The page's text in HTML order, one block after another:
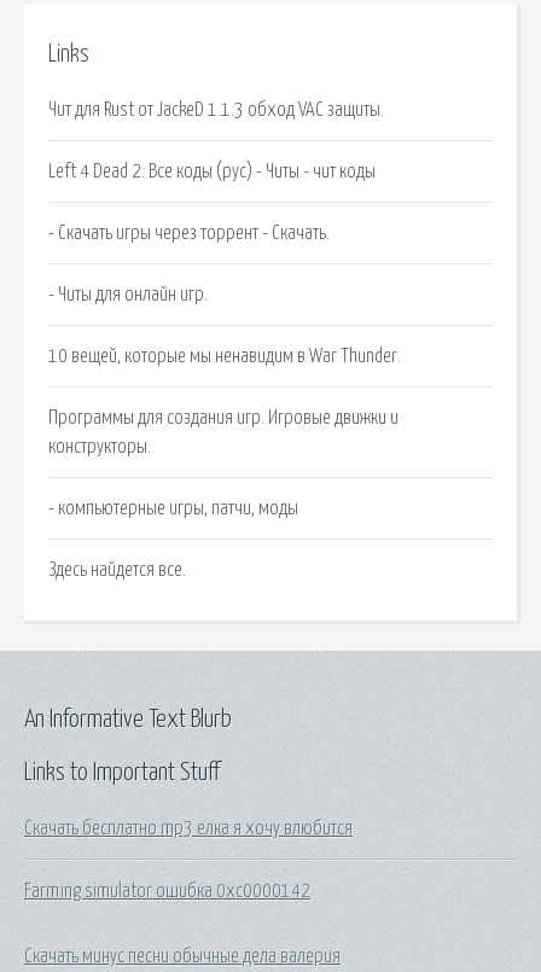
Links
Чит для Rust от JackeD 1.1.3 обход VAC защиты.
Left 4 Dead 2: Все коды (рус) - Читы - чит коды
- Скачать игры через торрент - Скачать.
- Читы для онлайн игр.
10 вещей, которые мы ненавидим в War Thunder.
Программы для создания игр. Игровые движки и
конструкторы.
- компьютерные игры, патчи, моды
Здесь найдется все.
Links to Important Stuff
Скачать бесплатно mp3 елка я хочу влюбится
Farming simulator ошибка 0xc0000142
Скачать минус песни обычные дела валерия
An Informative Text Blurb